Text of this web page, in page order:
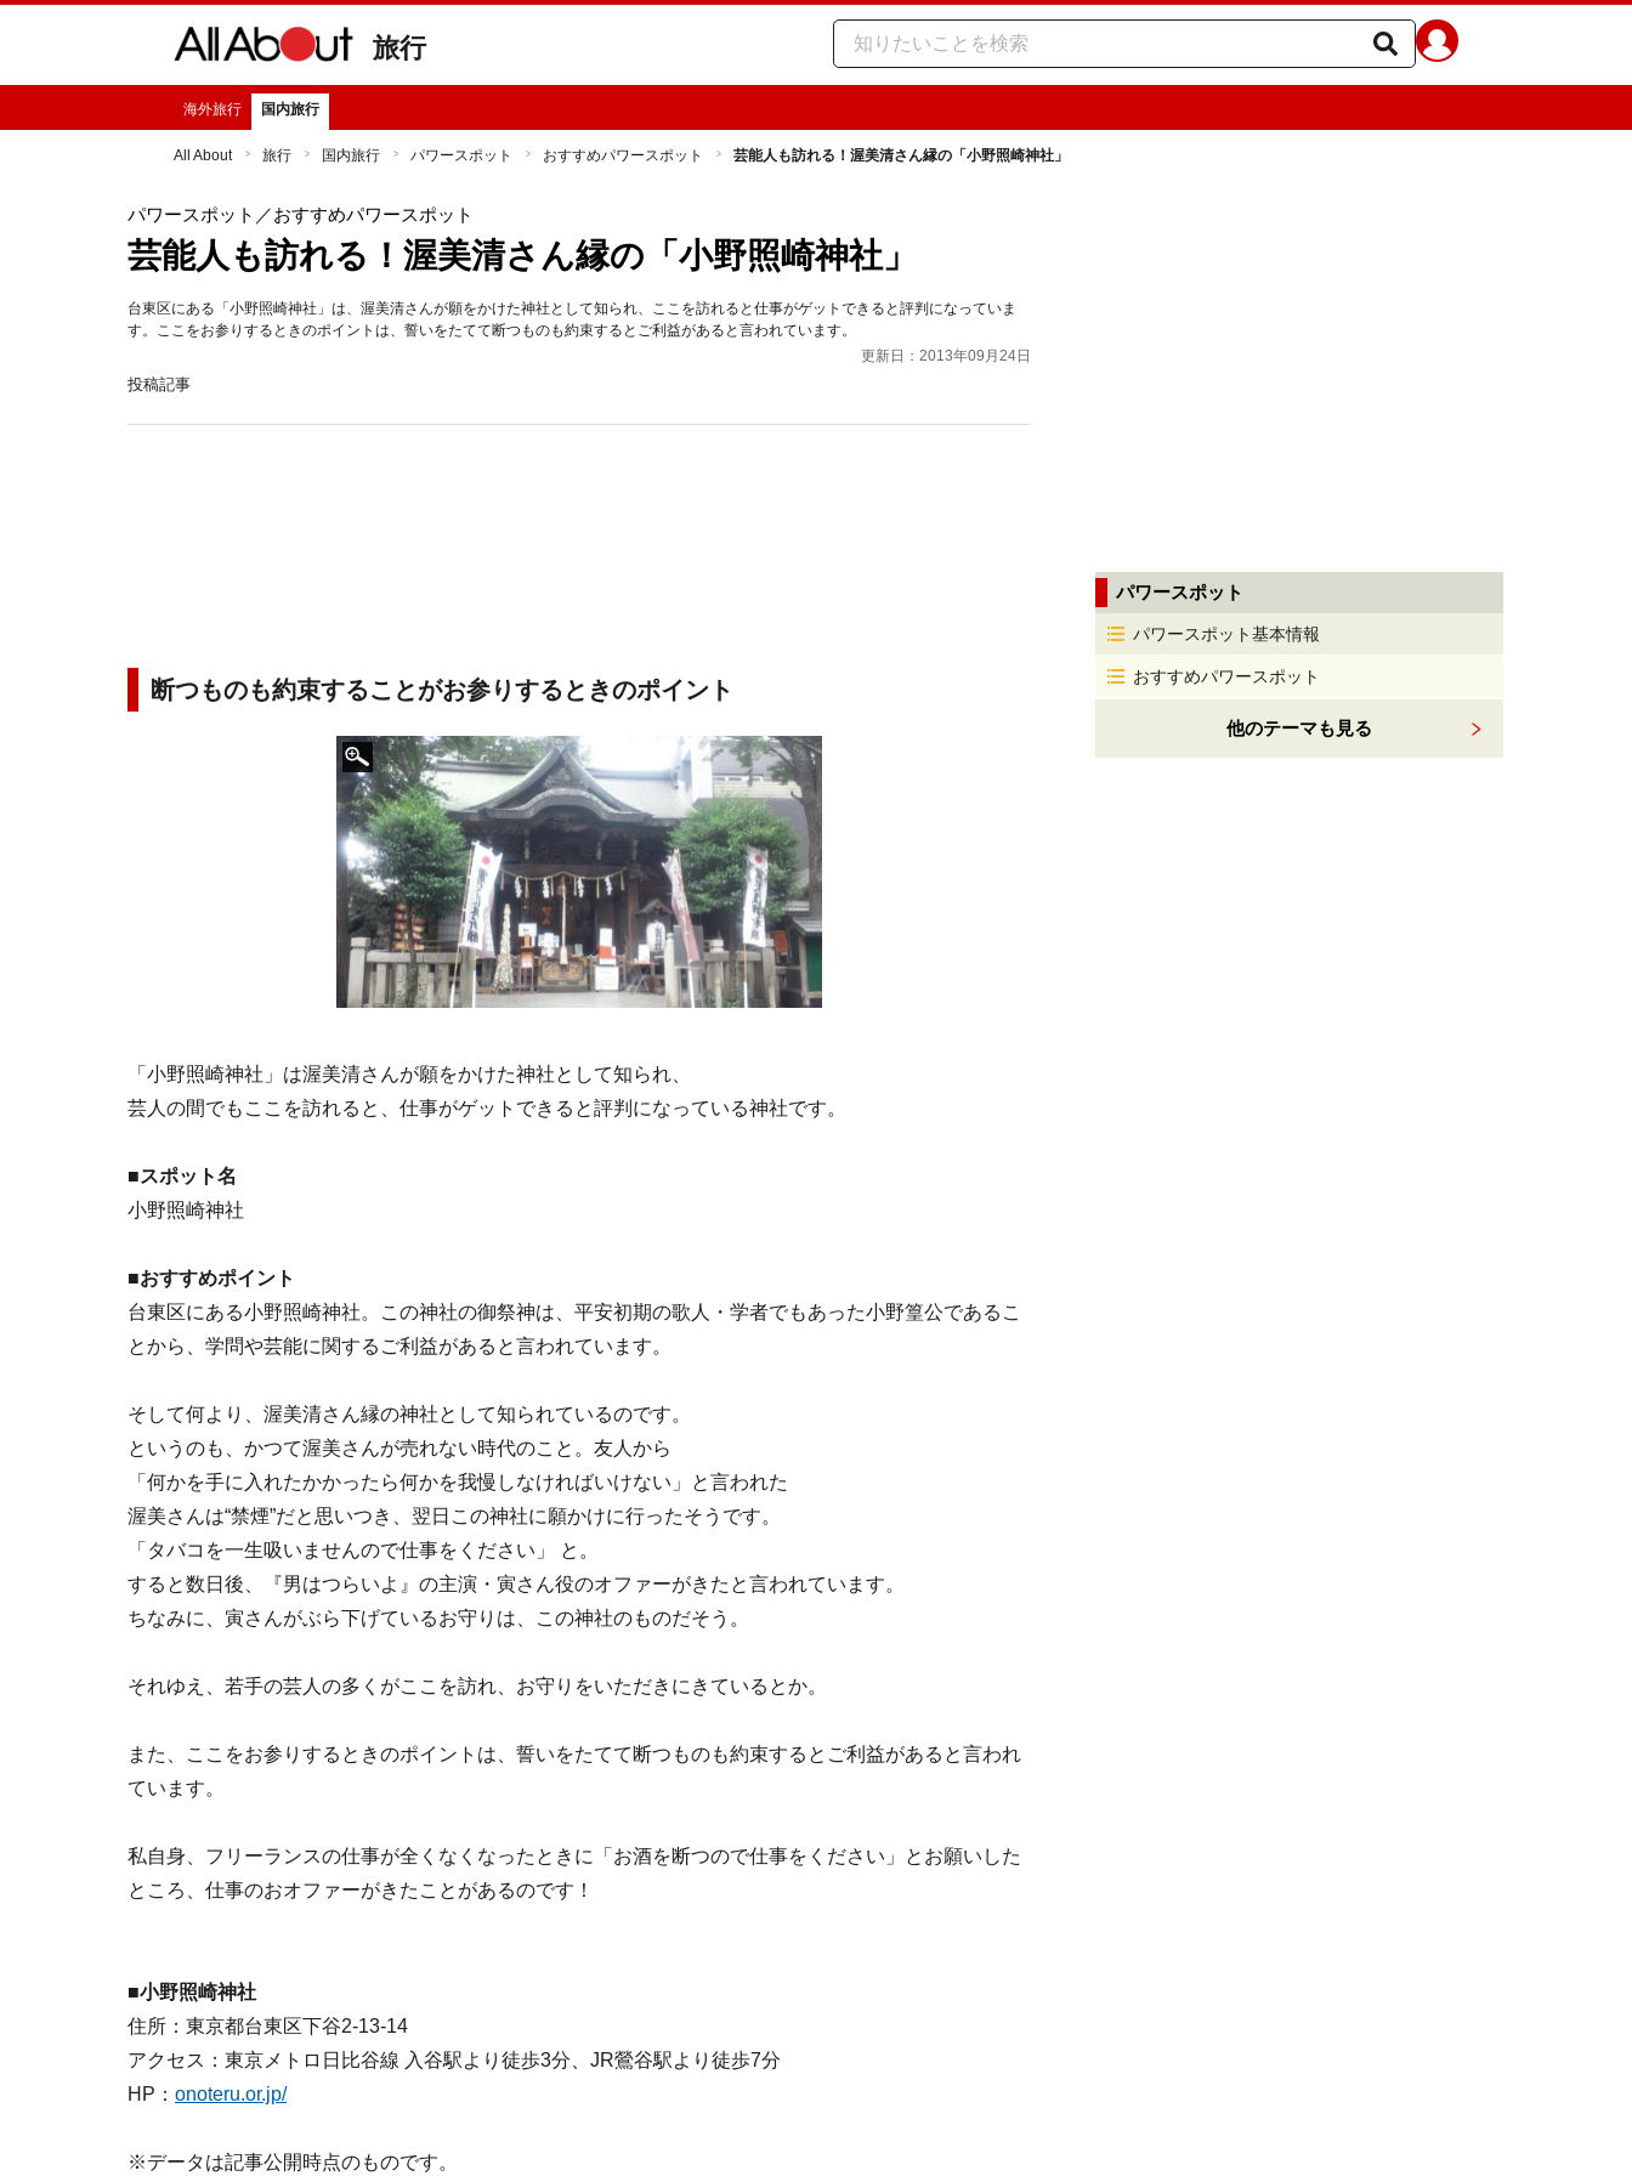
旅行
海外旅行 国内旅行
All About 旅行 国内旅行 パワースポット おすすめパワースポット 芸能人も訪れる！渥美清さん縁の「小野照崎神社」
パワースポット ／おすすめパワースポット
芸能人も訪れる！渥美清さん縁の「小野照崎神社」
台東区にある「小野照崎神社」は、渥美清さんが願をかけた神社として知られ、ここを訪れると仕事がゲットできると評判になっていま
す。ここをお参りするときのポイントは、誓いをたてて断つものも約束するとご利益があると言われています。
更新日：2013年09月24日
投稿記事
断つものも約束することがお参りするときのポイント
「小野照崎神社」は渥美清さんが願をかけた神社として知られ、
芸人の間でもここを訪れると、仕事がゲットできると評判になっている神社です。
■スポット名
小野照崎神社
■おすすめポイント
台東区にある小野照崎神社。この神社の御祭神は、平安初期の歌人・学者でもあった小野篁公であるこ
とから、学問や芸能に関するご利益があると言われています。
そして何より、渥美清さん縁の神社として知られているのです。
というのも、かつて渥美さんが売れない時代のこと。友人から
「何かを手に入れたかかったら何かを我慢しなければいけない」と言われた
渥美さんは“禁煙”だと思いつき、翌日この神社に願かけに行ったそうです。
「タバコを一生吸いませんので仕事をください」 と。
すると数日後、『男はつらいよ』の主演・寅さん役のオファーがきたと言われています。
ちなみに、寅さんがぶら下げているお守りは、この神社のものだそう。
それゆえ、若手の芸人の多くがここを訪れ、お守りをいただきにきているとか。
また、ここをお参りするときのポイントは、誓いをたてて断つものも約束するとご利益があると言われ
ています。
私自身、フリーランスの仕事が全くなくなったときに「お酒を断つので仕事をください」とお願いした
ところ、仕事のおオファーがきたことがあるのです！
■小野照崎神社
住所：東京都台東区下谷2-13-14
アクセス：東京メトロ日比谷線 入谷駅より徒歩3分、JR鶯谷駅より徒歩7分
HP： onoteru.or.jp/
※データは記事公開時点のものです。
パワースポット
パワースポット基本情報
おすすめパワースポット
他のテーマも見る